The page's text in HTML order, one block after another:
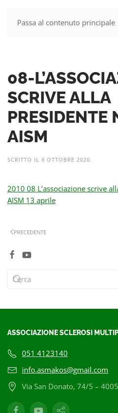
Passa al contenuto principale
MENU
08-
SCRIVE ALLA
PRESIDENTE
AISM
SCRITTO IL 8 OTTOBRE 2020.
2010 08 L’associazione scrive
AISM 13 aprile
PRECEDENTE
ASSOCIAZIONE SCLEROSI
051 4123140
info.asmakos@gmail.com
Via San Donato, 74/5 –